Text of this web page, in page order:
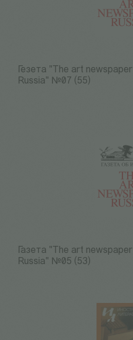
Гезета "The art newspaper
Russia" №07 (55)
Газета "The art newspaper
Russia" №05 (53)